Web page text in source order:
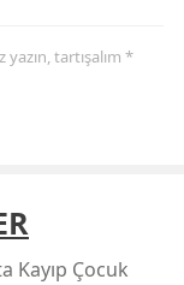
tartışalım *
Kayıp Çocuk